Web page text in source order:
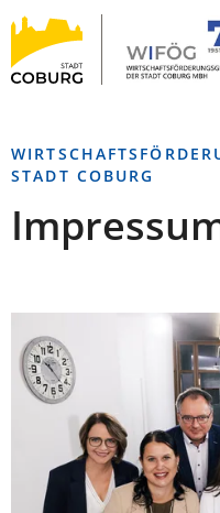
INHALT ANSPRINGEN
Stadt
Coburg
STADT COBURG